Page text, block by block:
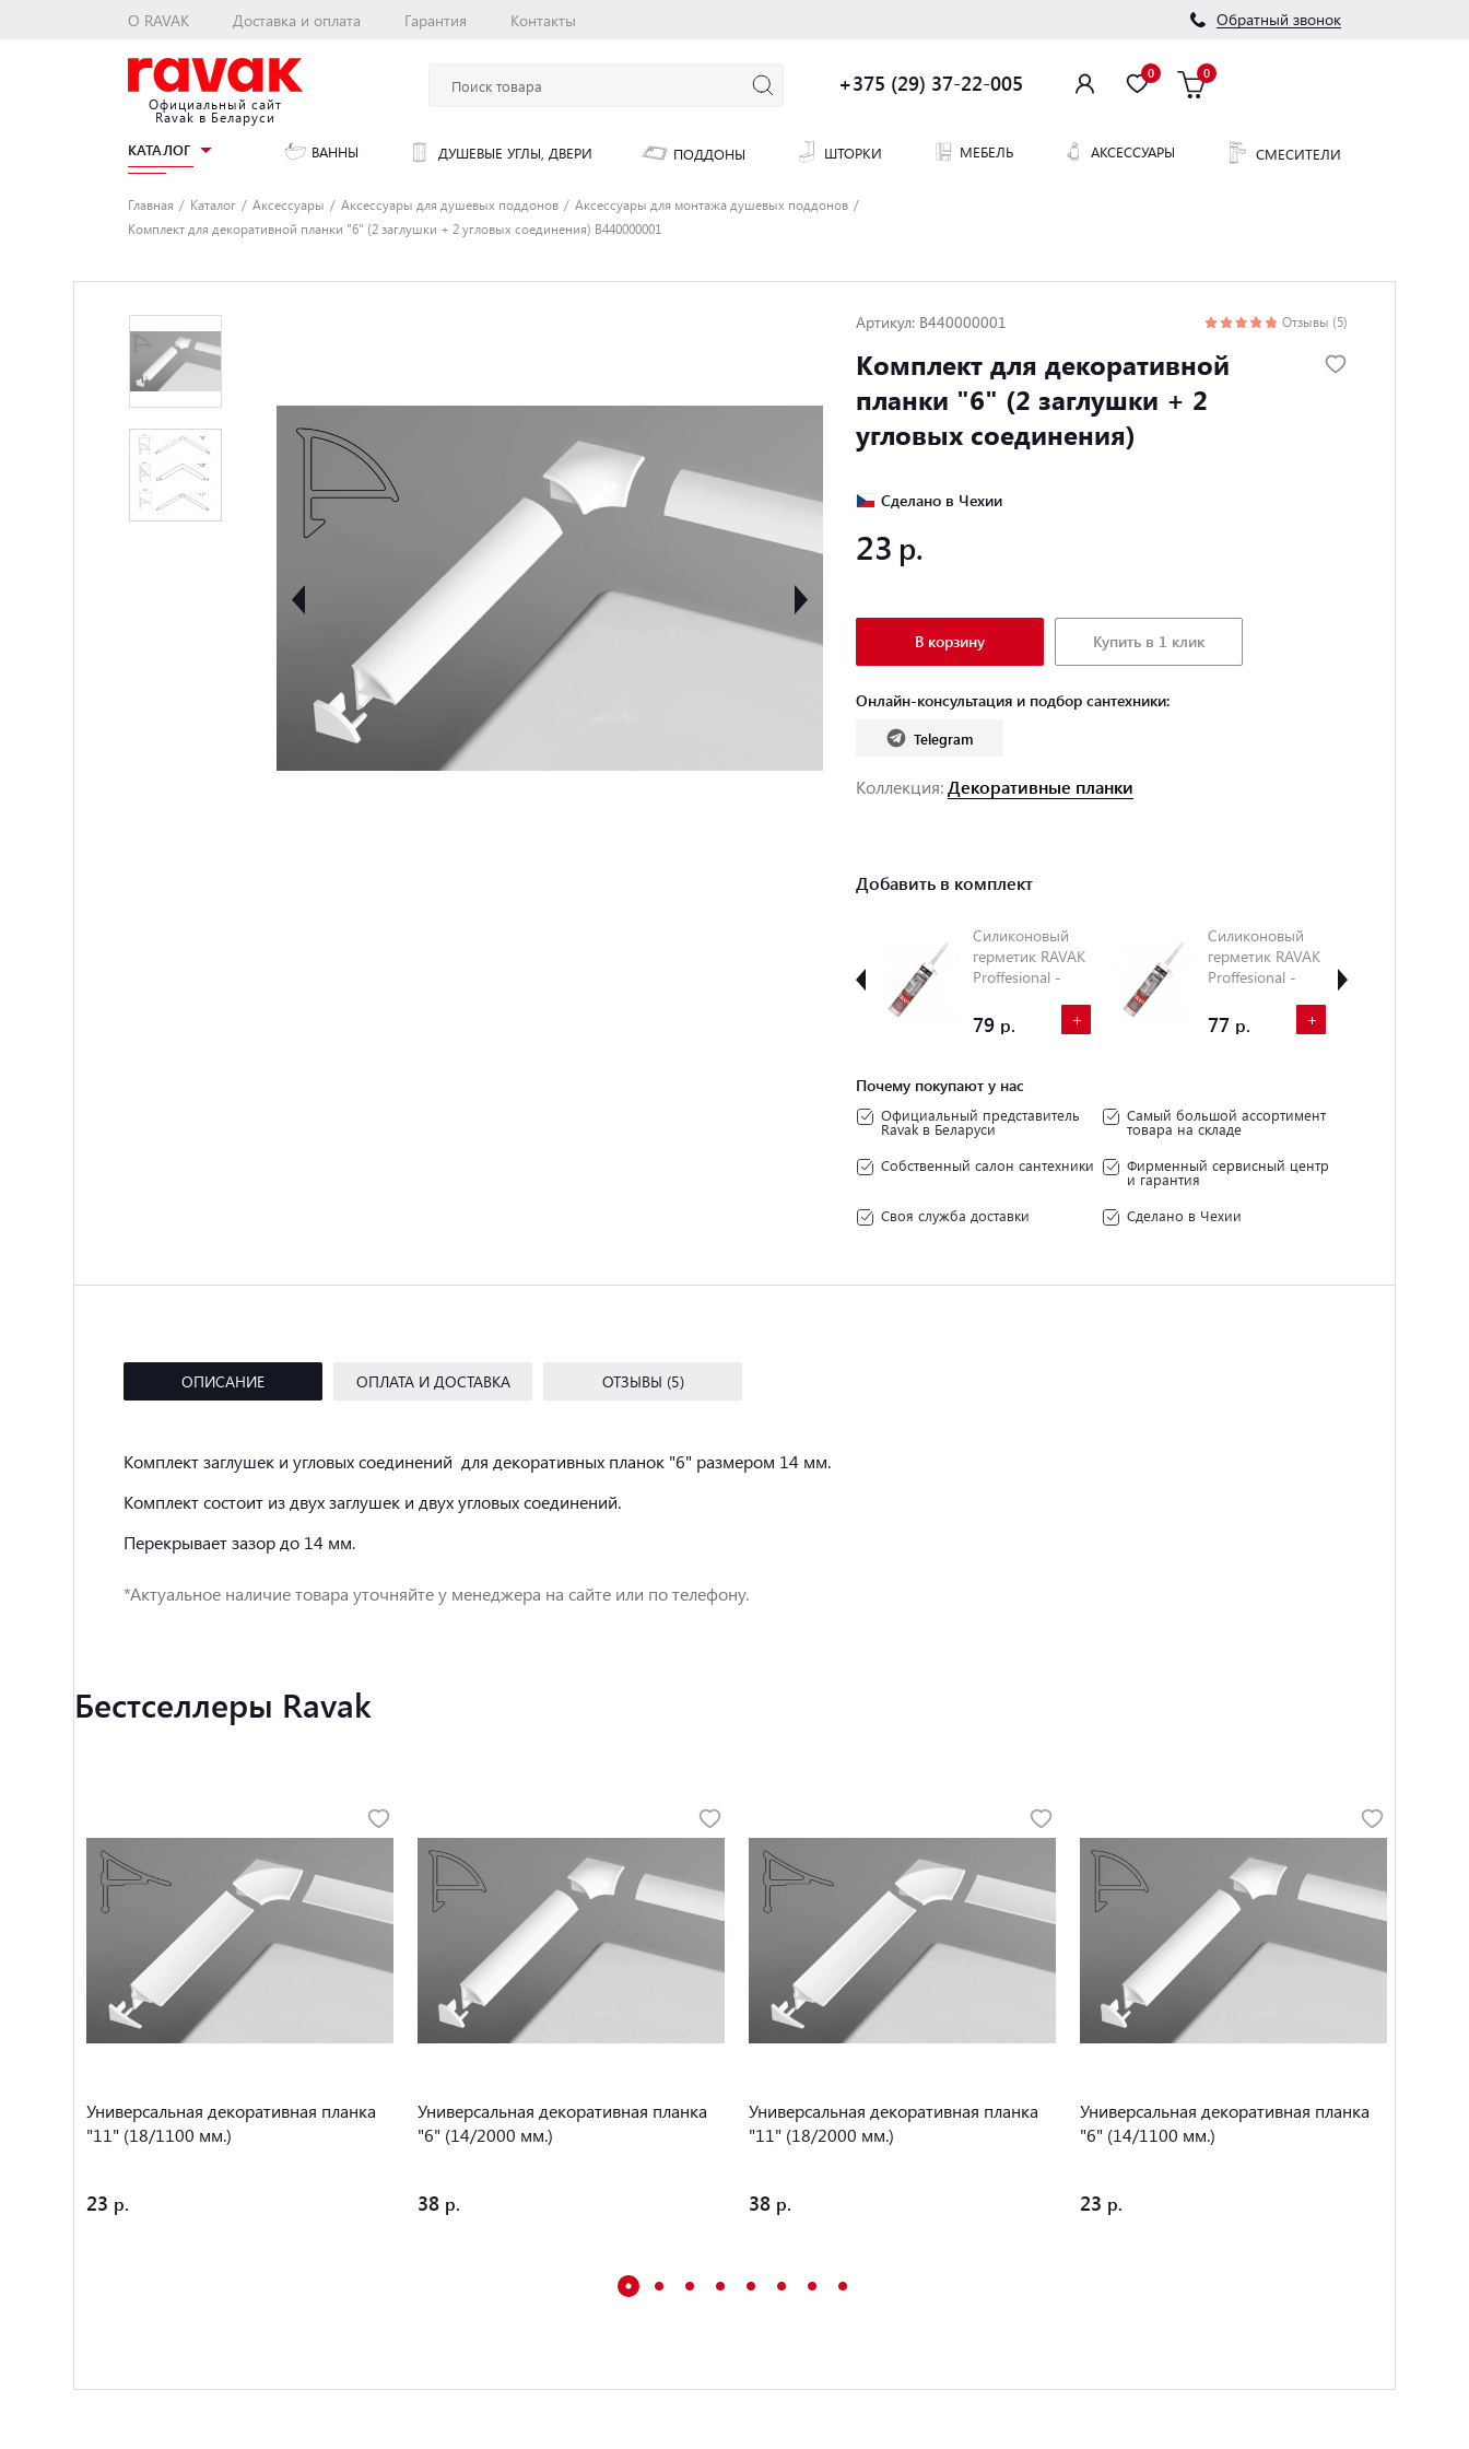
О RAVAK Доставка и оплата Гарантия Контакты Обратный звонок
Официальный сайт
Ravak в Беларуси
+375 (29) 37-22-005 0 0
КАТАЛОГ ВАННЫ ДУШЕВЫЕ УГЛЫ, ДВЕРИ ПОДДОНЫ ШТОРКИ МЕБЕЛЬ АКСЕССУАРЫ СМЕСИТЕЛИ
Главная Каталог Аксессуары Аксессуары для душевых поддонов
Аксессуары для монтажа душевых поддонов
Комплект для декоративной планки "6" (2 заглушки + 2 угловых соединения) B440000001
Артикул: B440000001 Отзывы (5)
Комплект для декоративной
планки "6" (2 заглушки + 2
угловых соединения)
Сделано в Чехии
23
В корзину Купить в 1 клик
Онлайн-консультация и подбор сантехники:
Telegram
Коллекция: Декоративные планки
Добавить в комплект
Силиконовый
герметик RAVAK
Proffesional -
79 +
Силиконовый
герметик RAVAK
Proffesional -
прозрачный
77 +
Почему покупают у нас
Официальный представитель
Ravak в Беларуси
Самый большой ассортимент
товара на складе
Собственный салон сантехники
Фирменный сервисный центр
и гарантия
Своя служба доставки
Сделано в Чехии
ОПИСАНИЕ ОПЛАТА И ДОСТАВКА ОТЗЫВЫ (5)
Комплект заглушек и угловых соединений для декоративных планок "6" размером 14 мм.
Комплект состоит из двух заглушек и двух угловых соединений.
Перекрывает зазор до 14 мм.
*Актуальное наличие товара уточняйте у менеджера на сайте или по телефону.
Бестселлеры Ravak
Универсальная декоративная планка
"11" (18/1100 мм.)
23
Универсальная декоративная планка
"6" (14/2000 мм.)
38
Универсальная декоративная планка
"11" (18/2000 мм.)
38
Универсальная декоративная планка
"6" (14/1100 мм.)
23